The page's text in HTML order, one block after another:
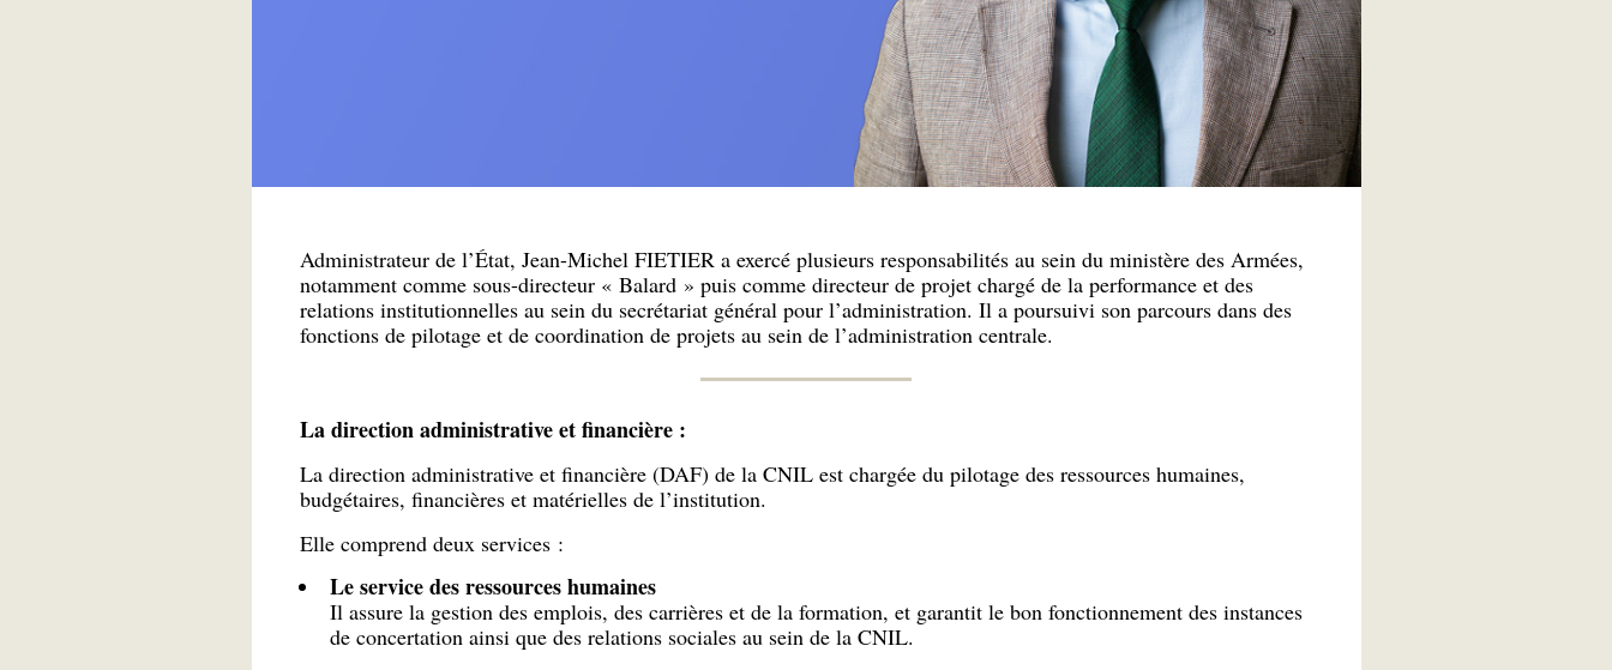
Administrateur de l’État, Jean-Michel FIETIER a exercé plusieurs responsabilités au sein du ministère des Armées,
notamment comme sous-directeur « Balard » puis comme directeur de projet chargé de la performance et des
relations institutionnelles au sein du secrétariat général pour l’administration. Il a poursuivi son parcours dans des
fonctions de pilotage et de coordination de projets au sein de l’administration centrale.
La direction administrative et financière :
La direction administrative et financière (DAF) de la CNIL est chargée du pilotage des ressources humaines,
budgétaires, financières et matérielles de l’institution.
Elle comprend deux services :
Le service des ressources humaines
Il assure la gestion des emplois, des carrières et de la formation, et garantit le bon fonctionnement des instances
de concertation ainsi que des relations sociales au sein de la CNIL.